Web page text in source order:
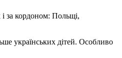
і за кордоном: Польщі,
українських дітей. Особливо